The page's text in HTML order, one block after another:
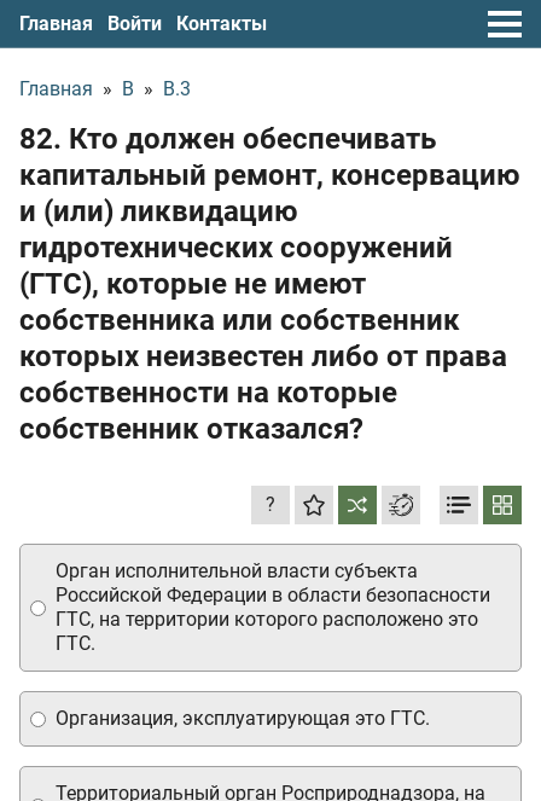
Главная Войти Контакты
Главная » В » В.3
82. Кто должен обеспечивать
капитальный ремонт, консервацию
и (или) ликвидацию
гидротехнических сооружений
(ГТС), которые не имеют
собственника или собственник
которых неизвестен либо от права
собственности на которые
собственник отказался?
?
Орган исполнительной власти субъекта
Российской Федерации в области безопасности
ГТС, на территории которого расположено это
ГТС.
Территориальный орган Росприроднадзора, на
Организация, эксплуатирующая это ГТС.